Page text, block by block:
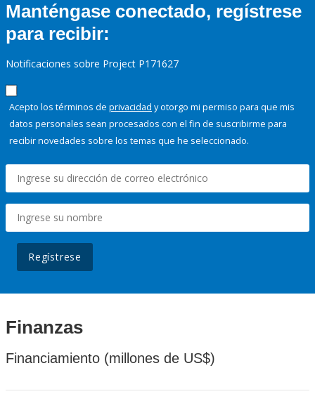
Manténgase conectado, regístrese
para recibir:
Notificaciones sobre Project P171627
Acepto los términos de privacidad y otorgo mi permiso para que mis
datos personales sean procesados con el fin de suscribirme para
recibir novedades sobre los temas que he seleccionado.
Regístrese
Finanzas
Financiamiento (millones de US$)